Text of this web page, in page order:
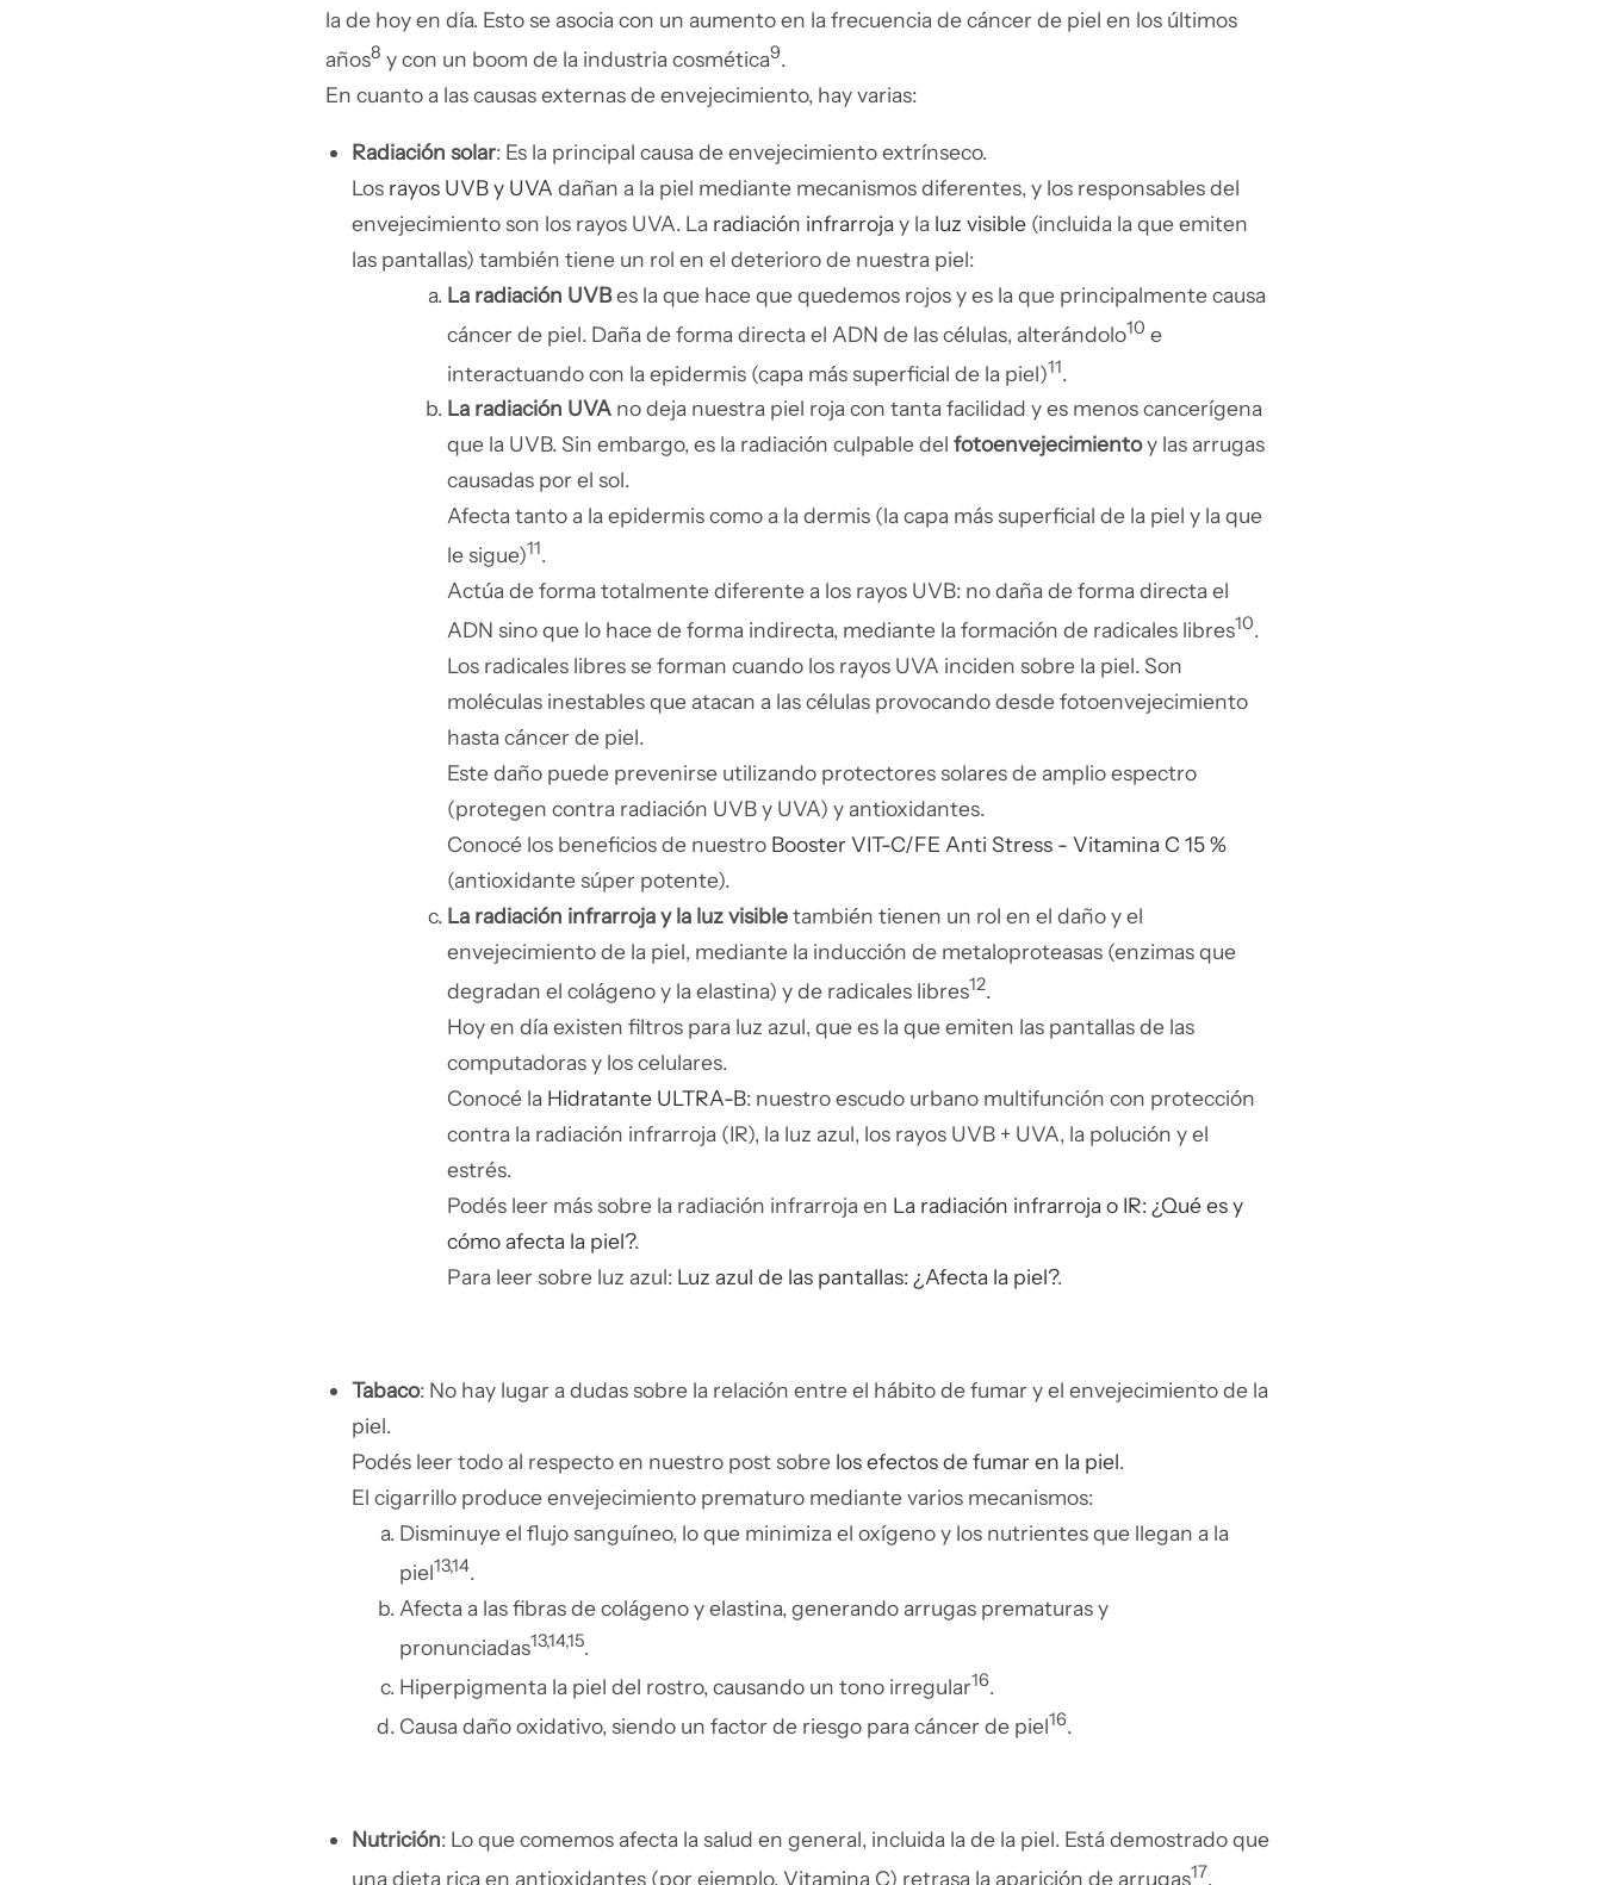
la de hoy en día. Esto se asocia con un aumento en la frecuencia de cáncer de piel en los últimos
años8 y con un boom de la industria cosmética9.
En cuanto a las causas externas de envejecimiento, hay varias:
Radiación solar: Es la principal causa de envejecimiento extrínseco.
Los rayos UVB y UVA dañan a la piel mediante mecanismos diferentes, y los responsables del
envejecimiento son los rayos UVA. La radiación infrarroja y la luz visible(incluida la que emiten
las pantallas) también tiene un rol en el deterioro de nuestra piel:
La radiación UVBes la que hace que quedemos rojos y es la que principalmente causa
cáncer de piel. Daña de forma directa el ADN de las células, alterándolo10 e
interactuando con la epidermis (capa más superficial de la piel)11.
La radiación UVAno deja nuestra piel roja con tanta facilidad y es menos cancerígena
que la UVB. Sin embargo, es la radiación culpable del fotoenvejecimientoy las arrugas
causadas por el sol.
Afecta tanto a la epidermis como a la dermis (la capa más superficial de la piel y la que
le sigue)11.
Actúa de forma totalmente diferente a los rayos UVB: no daña de forma directa el
ADN sino que lo hace de forma indirecta, mediante la formación de radicales libres10.
Los radicales libres se forman cuando los rayos UVA inciden sobre la piel. Son
moléculas inestables que atacan a las células provocando desde fotoenvejecimiento
hasta cáncer de piel.
Este daño puede prevenirse utilizando protectores solares de amplio espectro
(protegen contra radiación UVB y UVA) y antioxidantes.
Conocé los beneficios de nuestro Booster VIT-C/FE Anti Stress - Vitamina C 15 %
(antioxidante súper potente).
La radiación infrarroja y la luz visibletambién tienen un rol en el daño y el
envejecimiento de la piel, mediante la inducción de metaloproteasas (enzimas que
degradan el colágeno y la elastina) y de radicales libres12.
Hoy en día existen filtros para luz azul, que es la que emiten las pantallas de las
computadoras y los celulares.
Conocé la Hidratante ULTRA-B: nuestro escudo urbano multifunción con protección
contra la radiación infrarroja (IR), la luz azul, los rayos UVB + UVA, la polución y el
estrés.
Podés leer más sobre la radiación infrarroja en La radiación infrarroja o IR: ¿Qué es y
cómo afecta la piel?.
Para leer sobre luz azul: Luz azul de las pantallas: ¿Afecta la piel?.
Tabaco: No hay lugar a dudas sobre la relación entre el hábito de fumar y el envejecimiento de la
piel.
Podés leer todo al respecto en nuestro post sobre los efectos de fumar en la piel.
El cigarrillo produce envejecimiento prematuro mediante varios mecanismos:
Disminuye el flujo sanguíneo, lo que minimiza el oxígeno y los nutrientes que llegan a la
piel13,14.
Afecta a las fibras de colágeno y elastina, generando arrugas prematuras y
pronunciadas13,14,15.
Hiperpigmenta la piel del rostro, causando un tono irregular16.
Causa daño oxidativo, siendo un factor de riesgo para cáncer de piel16.
Nutrición: Lo que comemos afecta la salud en general, incluida la de la piel. Está demostrado que
una dieta rica en antioxidantes (por ejemplo, Vitamina C) retrasa la aparición de arrugas17.